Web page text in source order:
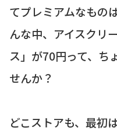
てプレミアムなもの
んな中、アイスクリ
ス」が70円って、ち
せんか？
どこストアも、最初